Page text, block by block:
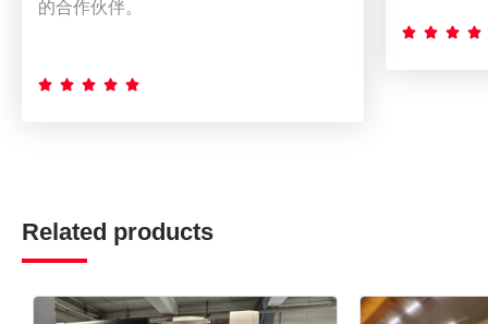
的合作伙伴。
    
   
Related products